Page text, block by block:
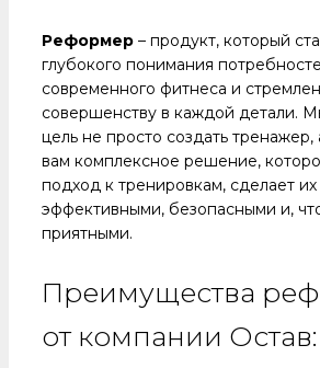
Реформер – продукт, который
глубокого понимания
современного фитнеса и
совершенству в каждой детали.
цель не просто создать
вам комплексное решение,
подход к тренировкам, сделает
эффективными, безопасными и,
приятными.
Преимущества
от компании Остав: